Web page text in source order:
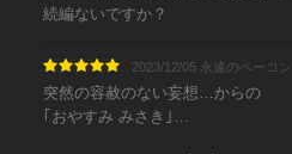
続編ないですか？
2023/12/05 永遠のベーコン
突然の容赦のない妄想…からの
｢おやすみ みさき｣…